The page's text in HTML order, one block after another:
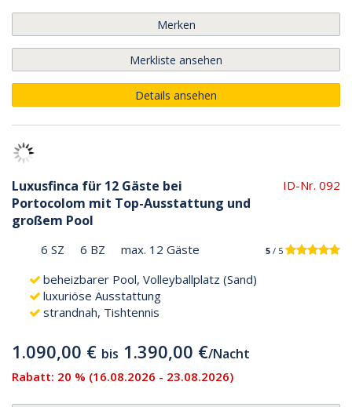
Merken
Merkliste ansehen
Details ansehen
Luxusfinca für 12 Gäste bei
Portocolom mit Top-Ausstattung und
großem Pool
ID-Nr. 092
6 SZ 6 BZ max. 12 Gäste 5 / 5
beheizbarer Pool, Volleyballplatz (Sand)
luxuriöse Ausstattung
strandnah, Tishtennis
1.090,00 € bis 1.390,00 €/Nacht
Rabatt: 20 % (16.08.2026 - 23.08.2026)